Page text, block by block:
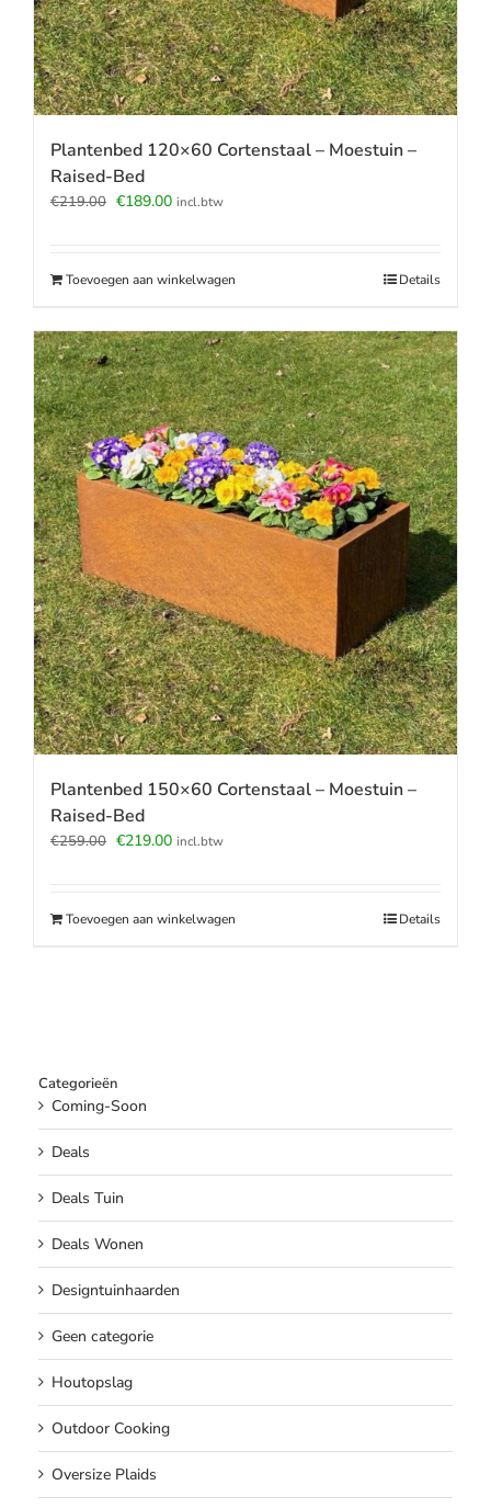
Plantenbed 120×60 Cortenstaal – Moestuin –
Raised-Bed
€219.00 Oorspronkelijke
€189.00Huidige
incl.btw
Toevoegen aan winkelwagen Details
Plantenbed 150×60 Cortenstaal – Moestuin –
Raised-Bed
€259.00 Oorspronkelijke
€219.00Huidige
incl.btw
Toevoegen aan winkelwagen Details
Categorieën
Coming-Soon
Deals
Deals Tuin
Deals Wonen
Designtuinhaarden
Geen categorie
Houtopslag
Outdoor Cooking
Oversize Plaids